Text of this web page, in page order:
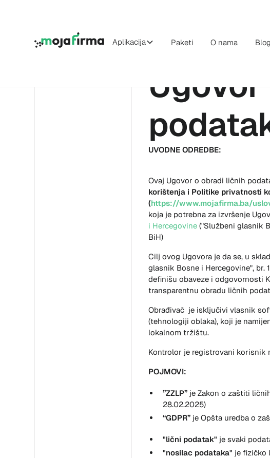
Aplikacija Paketi O nama Blog
UVODNE ODREDBE:
Ovaj Ugovor o obradi ličnih
korištenja i Politike privatnosti
(https://www.mojafirma.ba/
koja je potrebna za izvršenje
i Hercegovine ("Službeni glasnik
BiH)
Cilj ovog Ugovora je da se, u
glasnik Bosne i Hercegovine",
definišu obaveze i odgovornosti
transparentnu obradu ličnih
Obrađivač je isključivi vlasnik
(tehnologiji oblaka), koji je
lokalnom tržištu.
Kontrolor je registrovani korisnik
POJMOVI:
”ZZLP” je Zakon o zaštiti
28.02.2025)
“GDPR” je Opšta uredba o
"lični podatak" je svaki
"nosilac podataka" je fizičko